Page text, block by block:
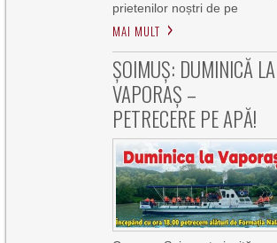
prietenilor noștri de pe
MAI MULT
ȘOIMUȘ: DUMINICĂ LA
VAPORAȘ –
PETRECERE PE APĂ!